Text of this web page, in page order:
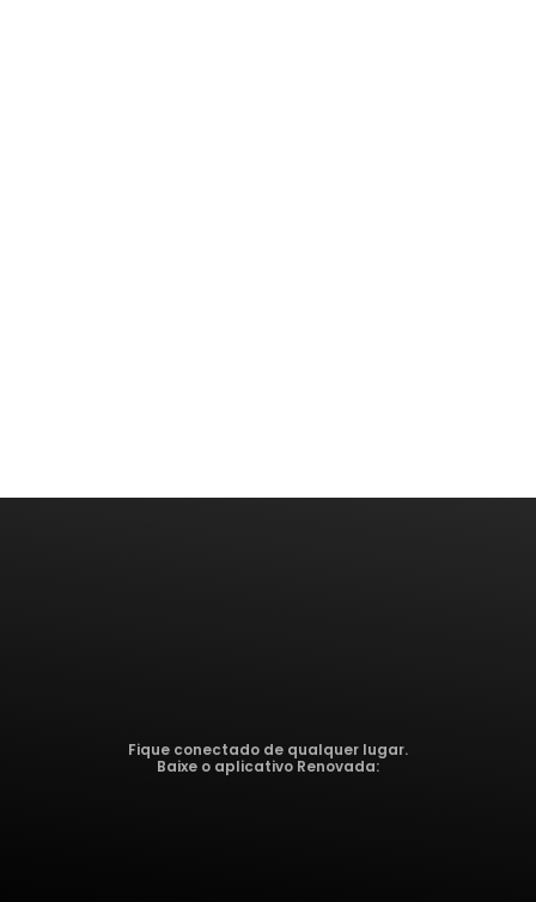
Fique conectado de qualquer lugar.
Baixe o aplicativo Renovada: